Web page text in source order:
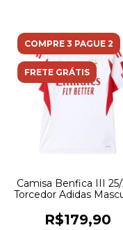
COMPRE 3 PAGUE 2
FRETE GRÁTIS
Camisa Benfica III
Torcedor Adidas
vermelho
R$179,90